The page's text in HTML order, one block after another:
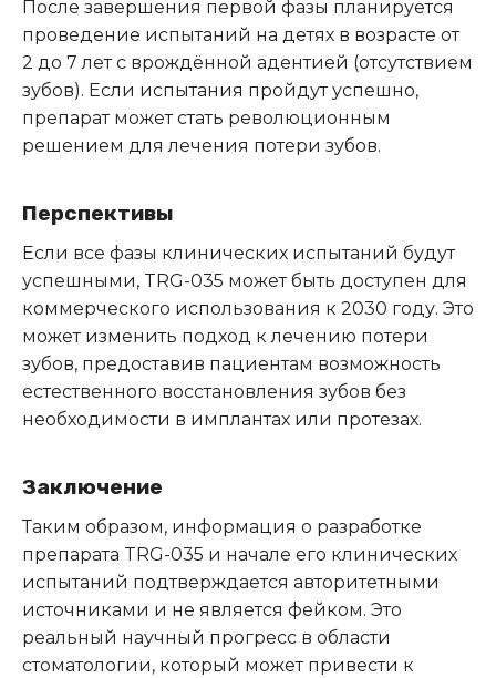
После завершения первой фазы планируется
проведение испытаний на детях в возрасте от
2 до 7 лет с врождённой адентией (отсутствием
зубов). Если испытания пройдут успешно,
препарат может стать революционным
решением для лечения потери зубов.
Перспективы
Если все фазы клинических испытаний будут
успешными, TRG-035 может быть доступен для
коммерческого использования к 2030 году. Это
может изменить подход к лечению потери
зубов, предоставив пациентам возможность
естественного восстановления зубов без
необходимости в имплантах или протезах.
Заключение
Таким образом, информация о разработке
препарата TRG-035 и начале его клинических
испытаний подтверждается авторитетными
источниками и не является фейком. Это
реальный научный прогресс в области
стоматологии, который может привести к